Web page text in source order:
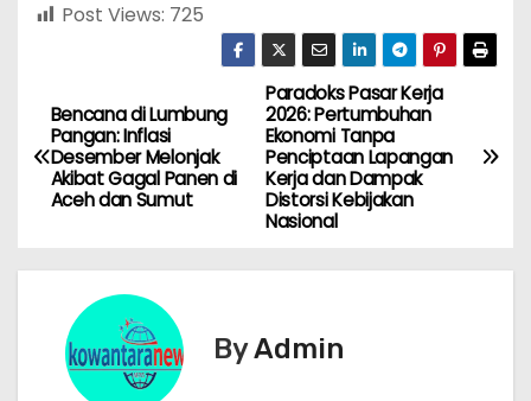
Post Views: 725
N
a
v
Paradoks Pasar Kerja
2026: Pertumbuhan
Ekonomi Tanpa
Penciptaan Lapangan
Kerja dan Dampak
Distorsi Kebijakan
Nasional
Bencana di Lumbung
Pangan: Inflasi
Desember Melonjak
Akibat Gagal Panen di
Aceh dan Sumut
ByAdmin